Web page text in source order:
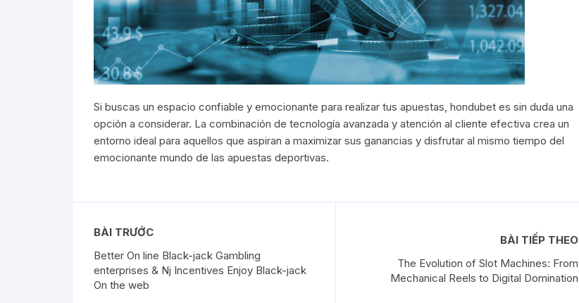
Si buscas un espacio confiable y emocionante para realizar tus apuestas, hondubet es sin duda una
opción a considerar. La combinación de tecnología avanzada y atención al cliente efectiva crea un
entorno ideal para aquellos que aspiran a maximizar sus ganancias y disfrutar al mismo tiempo del
emocionante mundo de las apuestas deportivas.
BÀI TRƯỚC
Better On line Black-jack Gambling
enterprises & Nj Incentives Enjoy Black-jack
On the web
BÀI TIẾP THEO
The Evolution of Slot Machines: From
Mechanical Reels to Digital Domination